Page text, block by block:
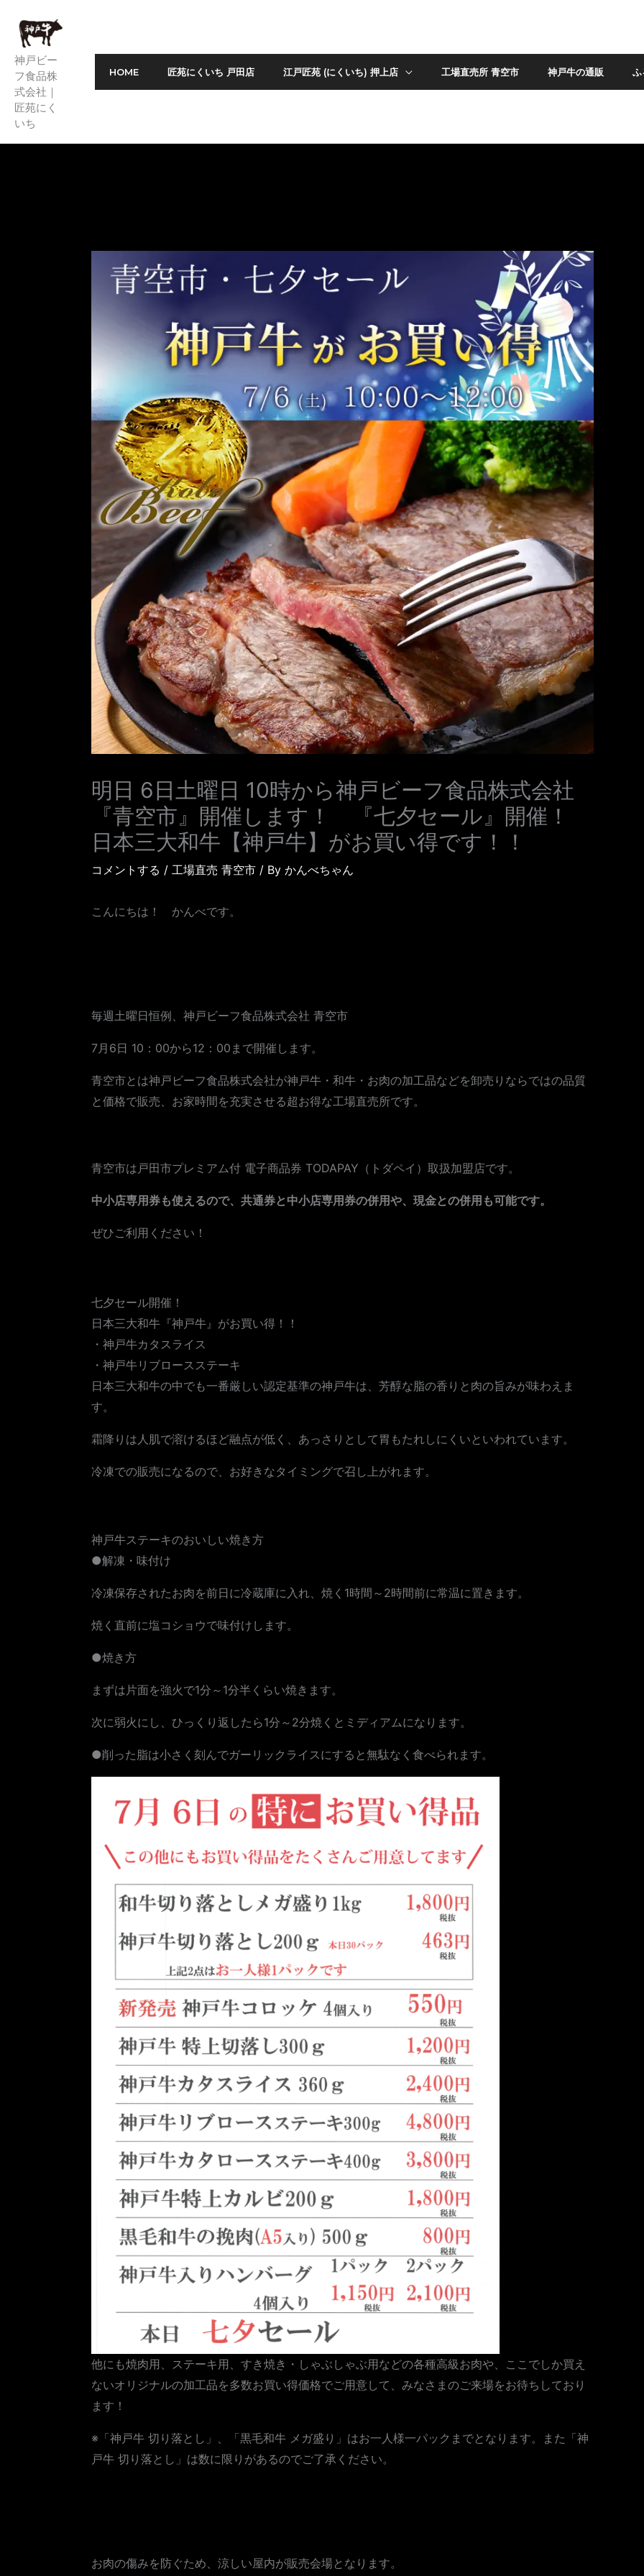
神戸ビー
フ食品株
式会社｜
匠苑にく
いち
HOME 匠苑にくいち 戸田店 江戸匠苑 (にくいち) 押上店 工場直売所 青空市 神戸牛の通販 ふ
明日 6日土曜日 10時から神戸ビーフ食品株式会社
『青空市』開催します！ 『七夕セール』開催！
日本三大和牛【神戸牛】がお買い得です！！
コメントする / 工場直売 青空市/ By かんべちゃん
こんにちは！ かんべです。
毎週土曜日恒例、神戸ビーフ食品株式会社 青空市
7月6日 10：00から12：00まで開催します。
青空市とは神戸ビーフ食品株式会社が神戸牛・和牛・お肉の加工品などを卸売りならではの品質
と価格で販売、お家時間を充実させる超お得な工場直売所です。
青空市は戸田市プレミアム付 電子商品券 TODAPAY（トダペイ）取扱加盟店です。
中小店専用券も使えるので、共通券と中小店専用券の併用や、現金との併用も可能です。
ぜひご利用ください！
七夕セール開催！
日本三大和牛『神戸牛』がお買い得！！
・神戸牛カタスライス
・神戸牛リブロースステーキ
日本三大和牛の中でも一番厳しい認定基準の神戸牛は、芳醇な脂の香りと肉の旨みが味わえま
す。
霜降りは人肌で溶けるほど融点が低く、あっさりとして胃もたれしにくいといわれています。
冷凍での販売になるので、お好きなタイミングで召し上がれます。
神戸牛ステーキのおいしい焼き方
●解凍・味付け
冷凍保存されたお肉を前日に冷蔵庫に入れ、焼く1時間～2時間前に常温に置きます。
焼く直前に塩コショウで味付けします。
●焼き方
まずは片面を強火で1分～1分半くらい焼きます。
次に弱火にし、ひっくり返したら1分～2分焼くとミディアムになります。
●削った脂は小さく刻んでガーリックライスにすると無駄なく食べられます。
他にも焼肉用、ステーキ用、すき焼き・しゃぶしゃぶ用などの各種高級お肉や、ここでしか買え
ないオリジナルの加工品を多数お買い得価格でご用意して、みなさまのご来場をお待ちしており
ます！
※「神戸牛 切り落とし」、「黒毛和牛 メガ盛り」はお一人様一パックまでとなります。また「神
戸牛 切り落とし」は数に限りがあるのでご了承ください。
お肉の傷みを防ぐため、涼しい屋内が販売会場となります。